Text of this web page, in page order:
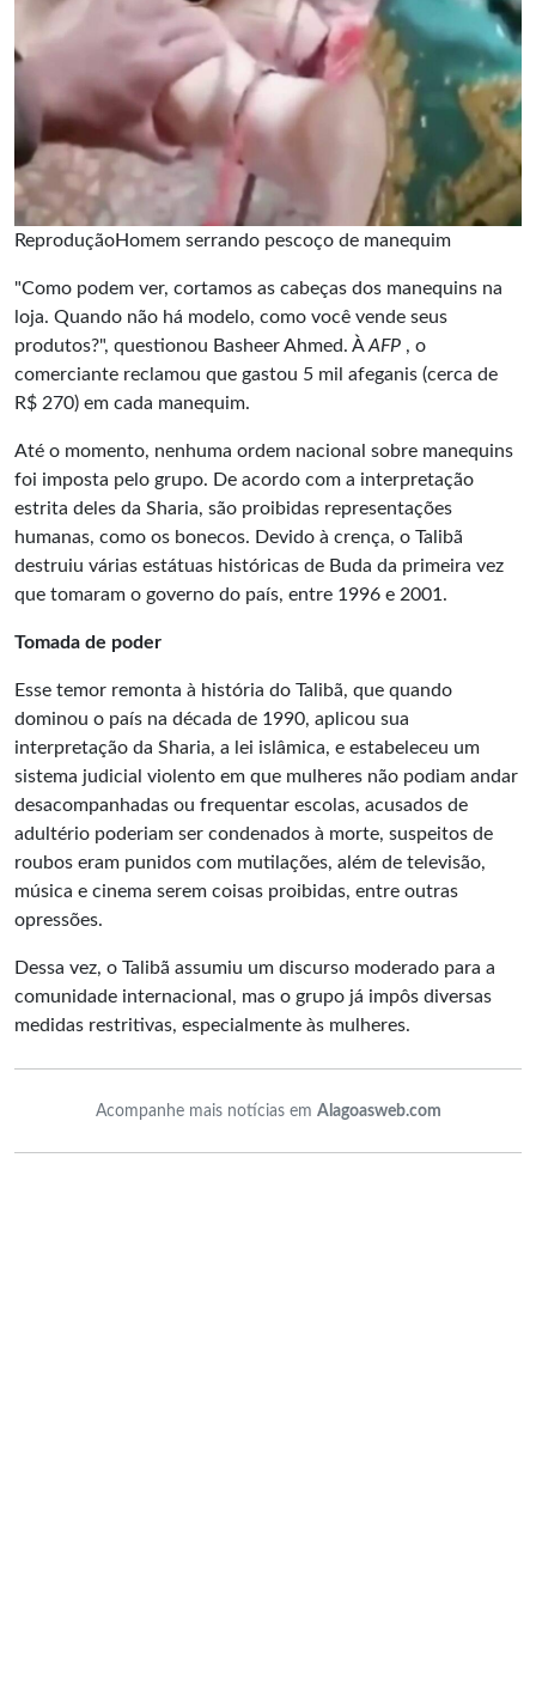
ReproduçãoHomem serrando pescoço de manequim
"Como podem ver, cortamos as cabeças dos manequins na
loja. Quando não há modelo, como você vende seus
produtos?", questionou Basheer Ahmed. ÀAFP , o
comerciante reclamou que gastou 5 mil afeganis (cerca de
R$ 270) em cada manequim.
Até o momento, nenhuma ordem nacional sobre manequins
foi imposta pelo grupo. De acordo com a interpretação
estrita deles da Sharia, são proibidas representações
humanas, como os bonecos. Devido à crença, o Talibã
destruiu várias estátuas históricas de Buda da primeira vez
que tomaram o governo do país, entre 1996 e 2001.
Tomada de poder
Esse temor remonta à história do Talibã, que quando
dominou o país na década de 1990, aplicou sua
interpretação da Sharia, a lei islâmica, e estabeleceu um
sistema judicial violento em que mulheres não podiam andar
desacompanhadas ou frequentar escolas, acusados de
adultério poderiam ser condenados à morte, suspeitos de
roubos eram punidos com mutilações, além de televisão,
música e cinema serem coisas proibidas, entre outras
opressões.
Dessa vez, o Talibã assumiu um discurso moderado para a
comunidade internacional, mas o grupo já impôs diversas
medidas restritivas, especialmente às mulheres.
Acompanhe mais notícias em Alagoasweb.com